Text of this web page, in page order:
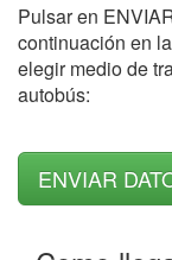
Pulsar en
continuación en
elegir medio de
autobús: